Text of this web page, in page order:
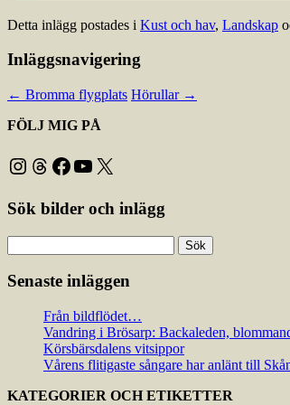
Detta inlägg postades i Kust och hav, Landskap
Inläggsnavigering
← Bromma flygplats Hörullar →
FÖLJ MIG PÅ
Instagram
Threads
Facebook
YouTube
X
Sök bilder och inlägg
efter:
Senaste inläggen
Från bildflödet…
Vandring i Brösarp: Backaleden,
Körsbärsdalens vitsippor
Vårens flitigaste sångare har anlänt till
KATEGORIER OCH ETIKETTER